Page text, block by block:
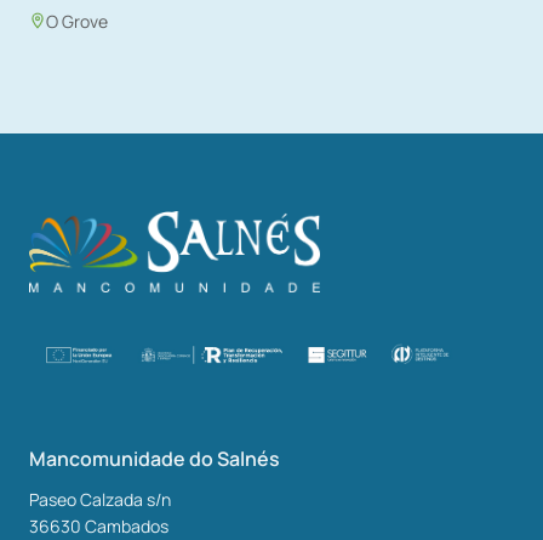
O Grove
Mancomunidade do Salnés
Paseo Calzada s/n
36630 Cambados